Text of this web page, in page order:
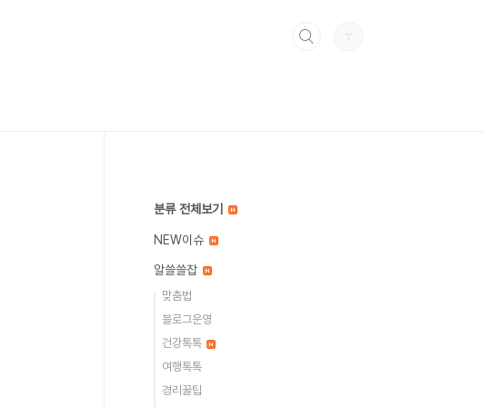
분류 전체보기
NEW이슈
알쓸쓸잡
맞춤법
블로그운영
건강톡톡
여행톡톡
경리꿀팁